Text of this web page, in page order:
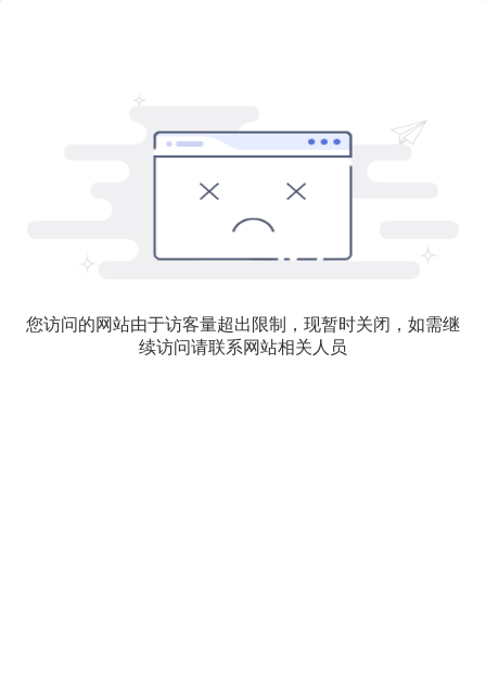
您访问的网站由于访客量超出限制，现暂时关闭，如需继
续访问请联系网站相关人员